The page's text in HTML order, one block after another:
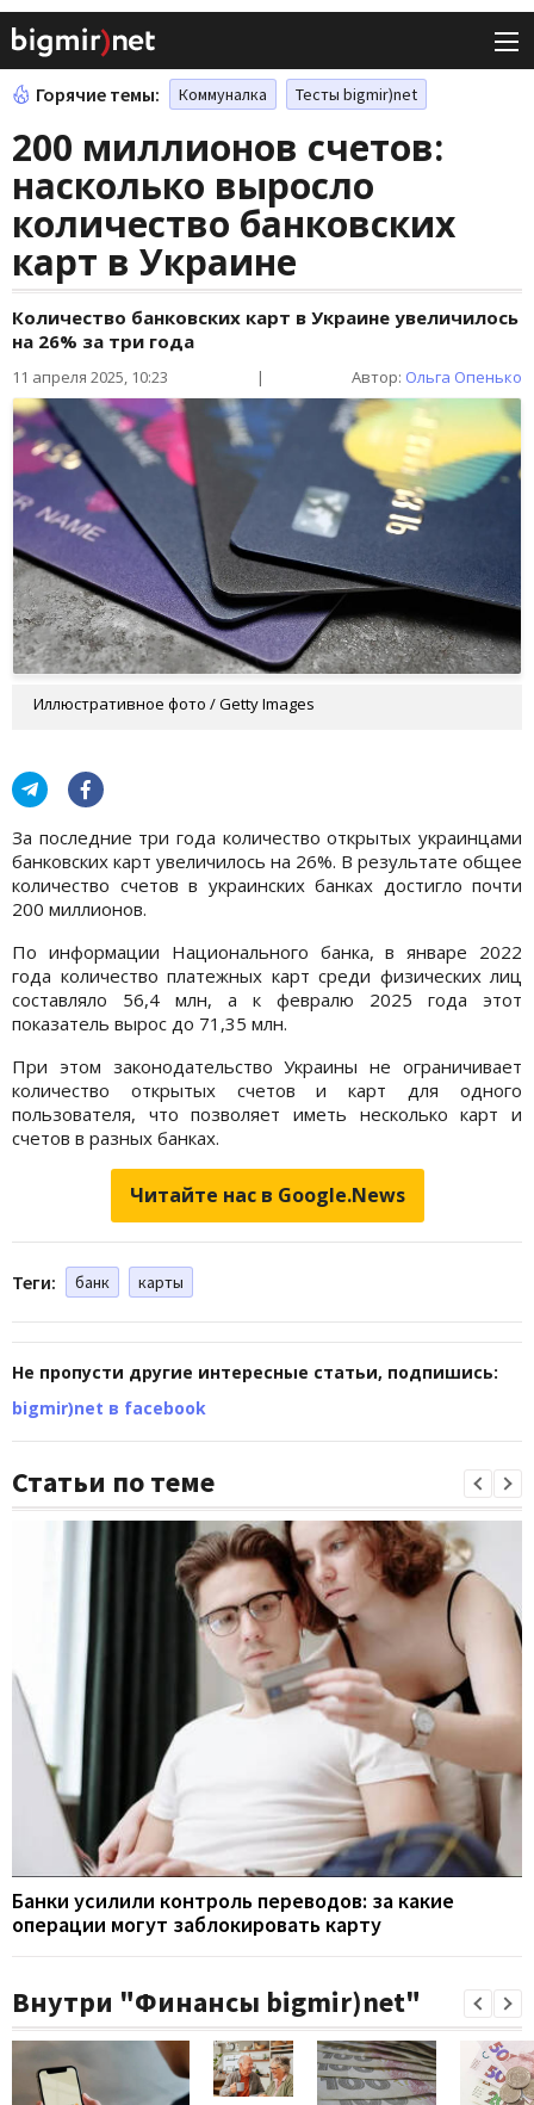
Горячие темы: Коммуналка Тесты bigmir)net
200 миллионов счетов:
насколько выросло
количество банковских
карт в Украине
Количество банковских карт в Украине увеличилось
на 26% за три года
11 апреля 2025, 10:23 | Автор: Ольга Опенько
Иллюстративное фото / Getty Images
За последние три года количество открытых украинцами
банковских карт увеличилось на 26%. В результате общее
количество счетов в украинских банках достигло почти
200 миллионов.
По информации Национального банка, в январе 2022
года количество платежных карт среди физических лиц
составляло 56,4 млн, а к февралю 2025 года этот
показатель вырос до 71,35 млн.
При этом законодательство Украины не ограничивает
количество открытых счетов и карт для одного
пользователя, что позволяет иметь несколько карт и
счетов в разных банках.
Читайте нас в Google.News
Теги: банк карты
Не пропусти другие интересные статьи, подпишись:
bigmir)net в facebook
Статьи по теме
Банки усилили контроль переводов: за какие
операции могут заблокировать карту
Внутри "Финансы bigmir)net"